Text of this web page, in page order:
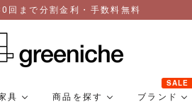
回まで分割金利・手数料無料
具
商品を探す ブランド
SALE